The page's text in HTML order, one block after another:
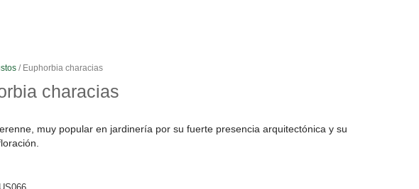
/ Euphorbia characias
characias
muy popular en jardinería por su fuerte presencia arquitectónica y su